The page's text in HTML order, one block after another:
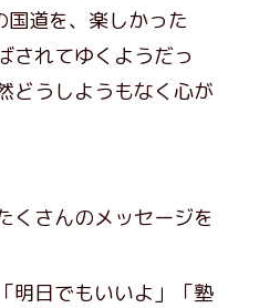
道を、楽しかった
されてゆくようだっ
どうしようもなく心が
くさんのメッセージを
明日でもいいよ」「塾